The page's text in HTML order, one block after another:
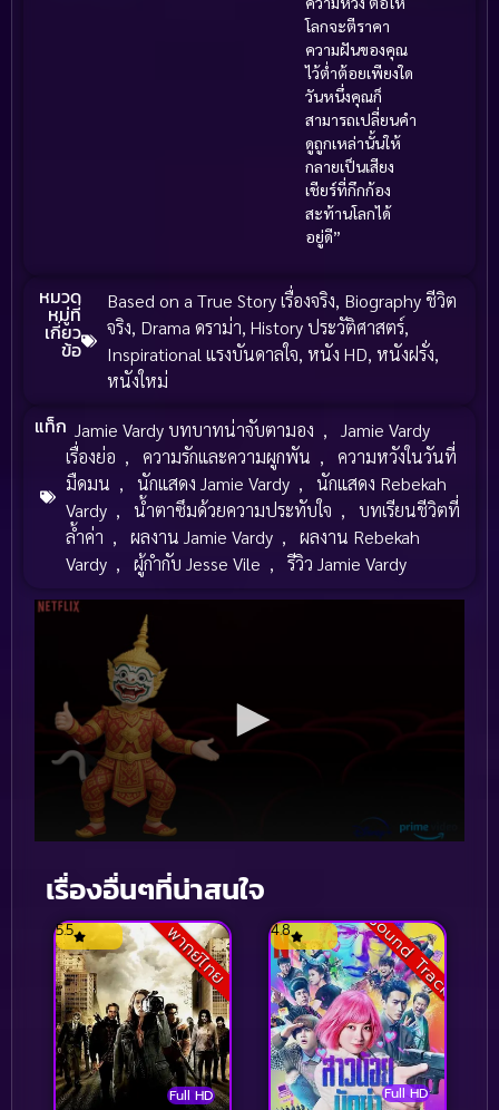
โลกจะตีราคา
ความฝันของคุณ
ไว้ต่ำต้อยเพียงใด
วันหนึ่งคุณก็
สามารถเปลี่ยนคำ
ดูถูกเหล่านั้นให้
กลายเป็นเสียง
เชียร์ที่กึกก้อง
สะท้านโลกได้
อยู่ดี”
หมวด
หมู่ที่
เกี่ยว
ข้อ
Based on a True Story เรื่องจริง, Biography ชีวิต
จริง, Drama ดราม่า,History ประวัติศาสตร์,
Inspirational แรงบันดาลใจ,หนัง HD,หนังฝรั่ง,
หนังใหม่
แท็ก Jamie Vardy บทบาทน่าจับตามอง ,
Jamie Vardy
เรื่องย่อ , ความรักและความผูกพัน ,
ความหวังในวันที่
มืดมน , นักแสดง Jamie Vardy ,
นักแสดง Rebekah
Vardy , น้ำตาซึมด้วยความประทับใจ ,
บทเรียนชีวิตที่
ล้ำค่า , ผลงาน Jamie Vardy ,
ผลงาน Rebekah
Vardy , ผู้กำกับ Jesse Vile , รีวิว Jamie Vardy
เรื่องอื่นๆที่น่าสนใจ
พากย์ไทย
Full HD
5.5 Sound Track
Full HD
4.8